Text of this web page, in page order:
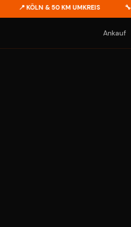
📍 KÖLN & 50 KM UMKREIS 🔧
Ankauf